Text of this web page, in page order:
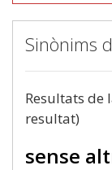
Sinònims
Resultats de
resultat)
sense